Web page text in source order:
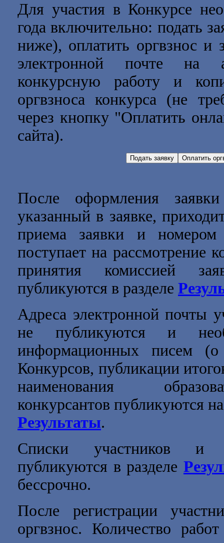
Для участия в Конкурсе
года включительно: подать
ниже), оплатить оргвзнос и
электронной почте
конкурсную работу и
оргвзноса конкурса (не
через кнопку "Оплатить
сайта).
После оформления
указанный в заявке,
приема заявки и номером
поступает на рассмотрение
принятия комиссией
публикуются в разделе
Адреса электронной почты
не публикуются и
информационных писем (о
Конкурсов, публикации
наименования
конкурсантов публикуются
Результаты.
Списки участников и
публикуются в разделе
бессрочно.
После регистрации
оргвзнос. Количество